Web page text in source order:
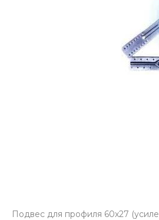
Подвес для профиля 60х27